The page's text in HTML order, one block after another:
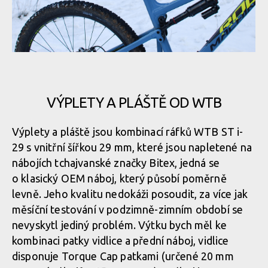
Rock Machine BLIZZARD 90-27 - řídítka 790 mm široká -
optimální pro tuto kategorii
optimální pro tuto kategorii
Rock Machine BLIZZARD 90-27 - řídítka 790 mm široká -
optimální pro tuto kategorii
Rock Machine BLIZZARD 90-27 - řídítka 790 mm široká -
optimální pro tuto kategorii
Rock Machine BLIZZARD 90-27 - odpalování teleskopu pod
řídítky
Rock Machine BLIZZARD 90-27 - odpalování teleskopu pod
řídítky
Rock Machine BLIZZARD 90-27 - odpalování teleskopu pod
řídítky
Rock Machine BLIZZARD 90-27 - teleskop má 125 mm zdvihu
Rock Machine BLIZZARD 90-27 - teleskop má 125 mm zdvihu
Rock Machine BLIZZARD 90-27 - teleskop má 125 mm zdvihu
Rock Machine BLIZZARD 90-27 - teleskop má 125 mm zdvihu
VÝPLETY A PLÁŠTĚ OD WTB
Výplety a pláště jsou kombinací ráfků WTB ST i-
29 s vnitřní šířkou 29 mm, které jsou napletené na
nábojích tchajvanské značky Bitex, jedná se
o klasický OEM náboj, který působí poměrně
levně. Jeho kvalitu nedokáži posoudit, za více jak
měsíční testování v podzimně-zimním období se
nevyskytl jediný problém. Výtku bych měl ke
kombinaci patky vidlice a přední náboj, vidlice
disponuje Torque Cap patkami (určené 20 mm